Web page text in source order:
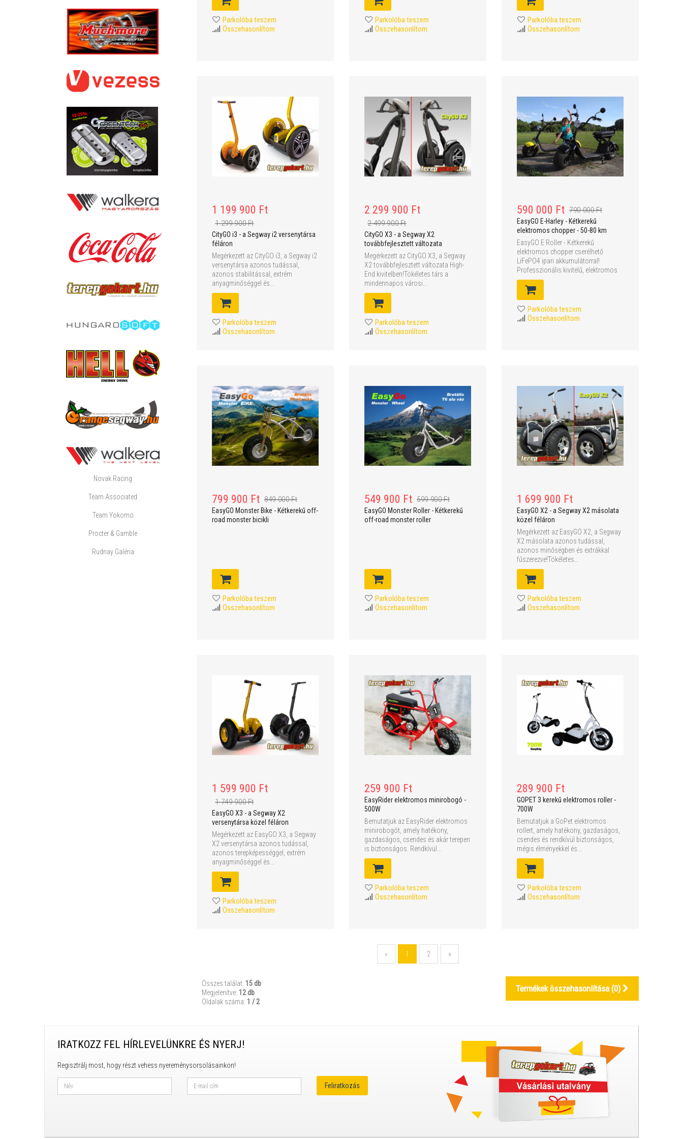
Parkolóba teszem
Összehasonlítom
Parkolóba teszem
Összehasonlítom
Parkolóba teszem
Összehasonlítom
1 199 900 Ft
1 299 900 Ft
CityGO i3 - a Segway i2 versenytársa
féláron
Megérkezett az CityGO i3, a Segway i2
versenytársa azonos tudással,
azonos stabilitással, extrém
anyagminőséggel és...
Parkolóba teszem
Összehasonlítom
2 299 900 Ft
2 499 900 Ft
CityGO X3 - a Segway X2
továbbfejlesztett változata
Megérkezett az CityGO X3, a Segway
X2 továbbfejlesztett változata High-
End kivitelben!Tökéletes társ a
mindennapos városi...
Parkolóba teszem
Összehasonlítom
590 000 Ft 790 000 Ft
EasyGO E-Harley - Kétkerekű
elektromos chopper - 50-80 km
EasyGO E Roller - Kétkerekű
elektromos chopper cserélhető
LiFePO4 ipari akkumulátorral!
Professzionális kivitelű, elektromos
chopper...
Parkolóba teszem
Összehasonlítom
799 900 Ft 849 000 Ft
EasyGO Monster Bike - Kétkerekű off-
road monster bicikli
Parkolóba teszem
Összehasonlítom
549 900 Ft 599 900 Ft
EasyGO Monster Roller - Kétkerekű
off-road monster roller
Parkolóba teszem
Összehasonlítom
1 699 900 Ft
EasyGO X2 - a Segway X2 másolata
közel féláron
Megérkezett az EasyGO X2, a Segway
X2 másolata azonos tudással,
azonos minőségben és extrákkal
fűszerezve!Tökéletes...
Parkolóba teszem
Összehasonlítom
1 599 900 Ft
1 749 900 Ft
EasyGO X3 - a Segway X2
versenytársa közel féláron
Megérkezett az EasyGO X3, a Segway
X2 versenytársa azonos tudással,
azonos terepképességgel, extrém
anyagminőséggel és...
Parkolóba teszem
Összehasonlítom
259 900 Ft
EasyRider elektromos minirobogó -
500W
Bemutatjuk az EasyRider elektromos
minirobogót, amely hatékony,
gazdaságos, csendes és akár terepen
is biztonságos. Rendkívül...
Parkolóba teszem
Összehasonlítom
289 900 Ft
GOPET 3 kerekű elektromos roller -
700W
Bemutatjuk a GoPet elektromos
rollert, amely hatékony, gazdaságos,
csendes és rendkívül biztonságos,
mégis élményekkel és...
Parkolóba teszem
Összehasonlítom
« 1 2 »
Összes találat: 15 db
Megjelenítve: 12 db
Oldalak száma: 1 / 2
Termékek összehasonlítása (0)
Novak Racing
Team Associated
Team Yokomo
Procter & Gamble
Rudnay Galéria
IRATKOZZ FEL HÍRLEVELÜNKRE ÉS NYERJ!
Regisztrálj most, hogy részt vehess nyereménysorsolásainkon!